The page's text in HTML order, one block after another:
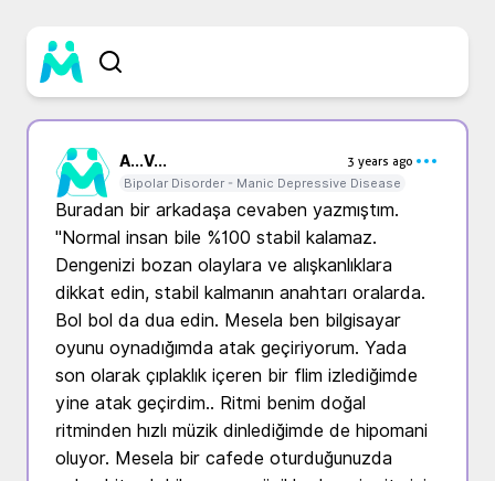
A...V...
3 years ago
Bipolar Disorder - Manic Depressive Disease
Buradan bir arkadaşa cevaben yazmıştım.
"Normal insan bile %100 stabil kalamaz.
Dengenizi bozan olaylara ve alışkanlıklara
dikkat edin, stabil kalmanın anahtarı oralarda.
Bol bol da dua edin. Mesela ben bilgisayar
oyunu oynadığımda atak geçiriyorum. Yada
son olarak çıplaklık içeren bir flim izlediğimde
yine atak geçirdim.. Ritmi benim doğal
ritminden hızlı müzik dinlediğimde de hipomani
oluyor. Mesela bir cafede oturduğunuzda